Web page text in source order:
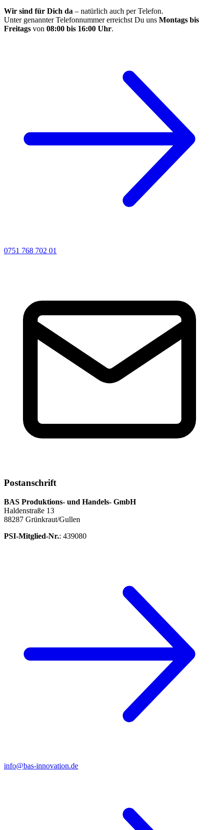
Wir sind für Dich da – natürlich auch per Telefon.
Unter genannter Telefonnummer erreichst Du uns Montags bis
Freitags von 08:00 bis 16:00 Uhr.
0751 768 702 01
Postanschrift
BAS Produktions- und Handels- GmbH
Haldenstraße 13
88287 Grünkraut/Gullen
PSI-Mitglied-Nr.: 439080
info@bas-innovation.de